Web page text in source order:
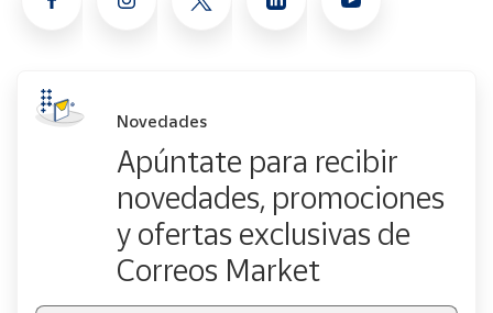
Novedades
Apúntate para recibir
novedades, promociones
y ofertas exclusivas de
Correos Market